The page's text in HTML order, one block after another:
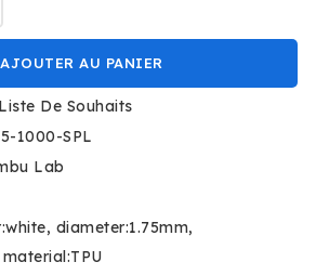
AJOUTER AU PANIER
De Souhaits
1000-SPL
Lab
diameter:1.75mm
material:TPU